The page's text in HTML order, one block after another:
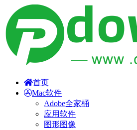
首页
Mac软件
Adobe全家桶
应用软件
图形图像